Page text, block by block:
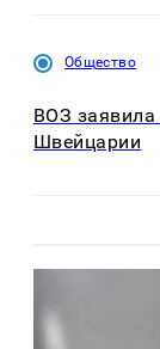
Общество
ВОЗ
Швейцарии